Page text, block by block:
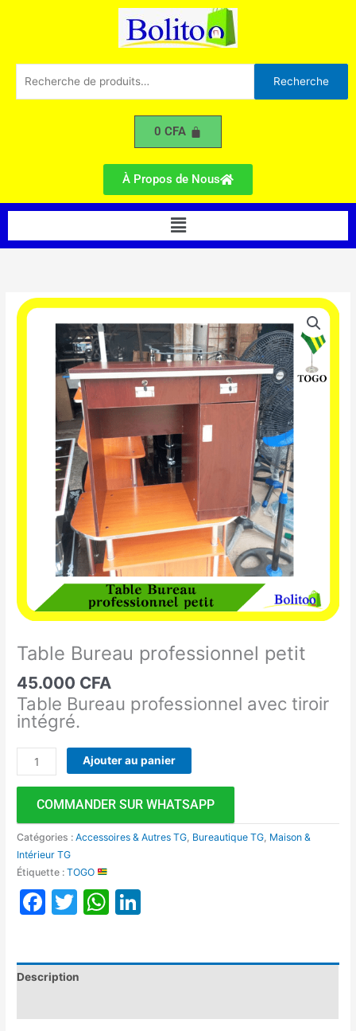
pour :
Recherche
0CFA
À Propos de Nous
Menu
Table Bureau professionnel petit
45.000 CFA
Table Bureau professionnel avec tiroir
intégré.
quantité
professionnel
Ajouter au panier
COMMANDER SUR WHATSAPP
Catégories :Accessoires & Autres TG, Bureautique TG, Maison &
Intérieur TG
Étiquette :TOGO
Facebook
TwitterWhatsApp
Description